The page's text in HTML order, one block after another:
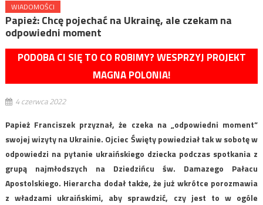
WIADOMOŚCI
Papież: Chcę pojechać na Ukrainę, ale czekam na
odpowiedni moment
PODOBA CI SIĘ TO CO ROBIMY? WESPRZYJ PROJEKT
MAGNA POLONIA!
4 czerwca 2022
Papież Franciszek przyznał, że czeka na „odpowiedni moment”
swojej wizyty na Ukrainie. Ojciec Święty powiedział tak w sobotę w
odpowiedzi na pytanie ukraińskiego dziecka podczas spotkania z
grupą najmłodszych na Dziedzińcu św. Damazego Pałacu
Apostolskiego. Hierarcha dodał także, że już wkrótce porozmawia
z władzami ukraińskimi, aby sprawdzić, czy jest to w ogóle